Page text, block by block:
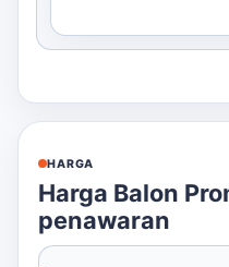
HARGA
Harga Balon
penawaran